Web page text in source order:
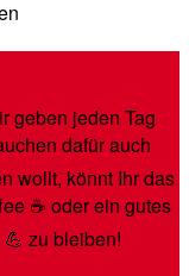
geben jeden Tag
dafür auch
wollt, könnt Ihr das
☕️ oder ein gutes
zu bleiben!